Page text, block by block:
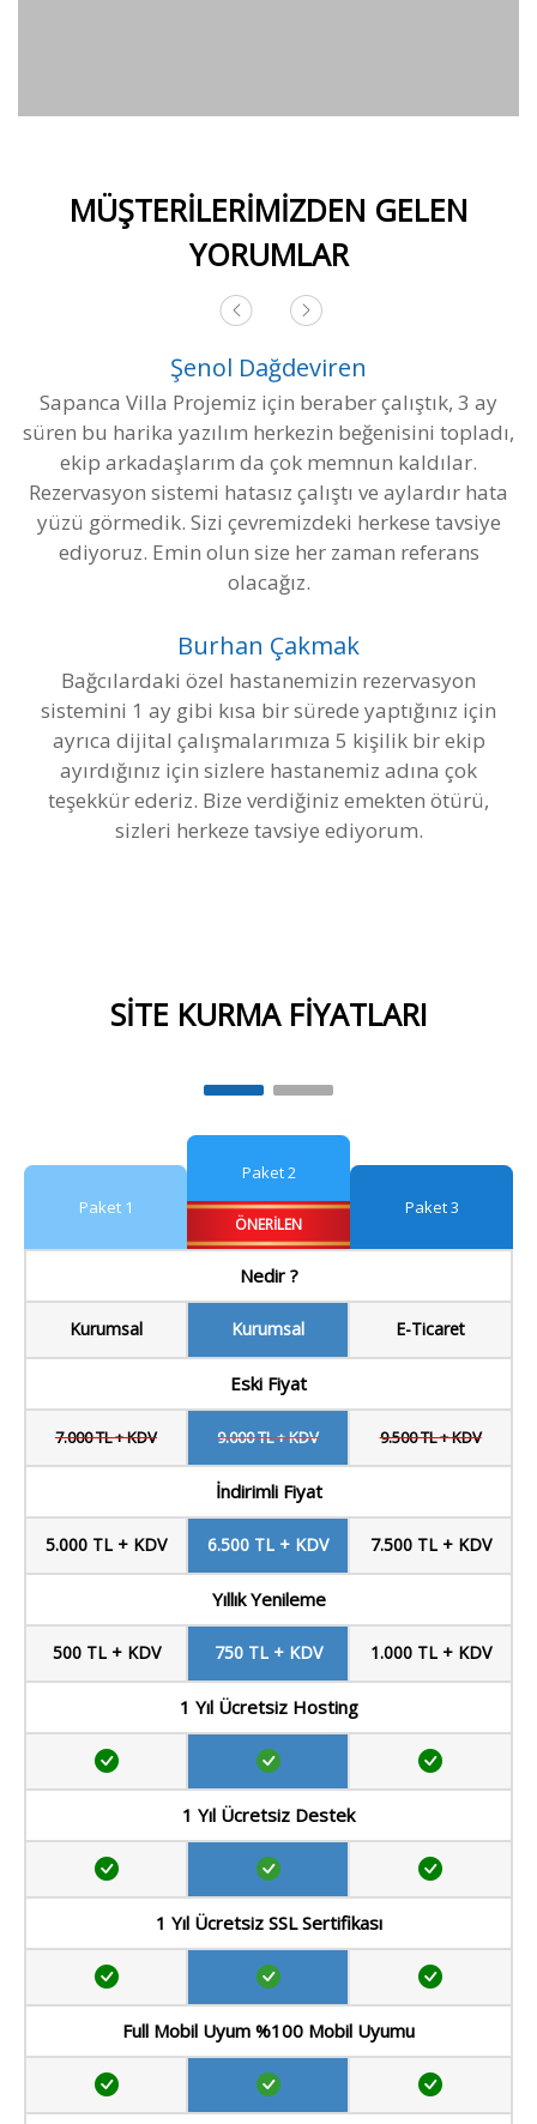
MÜŞTERİLERİMİZDEN GELEN
YORUMLAR
Şenol Dağdeviren
Sapanca Villa Projemiz için beraber çalıştık, 3 ay
süren bu harika yazılım herkezin beğenisini topladı,
ekip arkadaşlarım da çok memnun kaldılar.
Rezervasyon sistemi hatasız çalıştı ve aylardır hata
yüzü görmedik. Sizi çevremizdeki herkese tavsiye
ediyoruz. Emin olun size her zaman referans
olacağız.
Burhan Çakmak
Bağcılardaki özel hastanemizin rezervasyon
sistemini 1 ay gibi kısa bir sürede yaptığınız için
ayrıca dijital çalışmalarımıza 5 kişilik bir ekip
ayırdığınız için sizlere hastanemiz adına çok
teşekkür ederiz. Bize verdiğiniz emekten ötürü,
sizleri herkeze tavsiye ediyorum.
SİTE KURMA FİYATLARI
Paket 1
Paket 2
ÖNERILEN
Paket 3
Nedir ?
Kurumsal Kurumsal E-Ticaret
Eski Fiyat
7.000 TL + KDV 9.000 TL + KDV 9.500 TL + KDV
İndirimli Fiyat
5.000 TL + KDV 6.500 TL + KDV 7.500 TL + KDV
Yıllık Yenileme
500 TL + KDV 750 TL + KDV 1.000 TL + KDV
1 Yıl Ücretsiz Hosting
1 Yıl Ücretsiz Destek
1 Yıl Ücretsiz SSL Sertifikası
Full Mobil Uyum %100 Mobil Uyumu